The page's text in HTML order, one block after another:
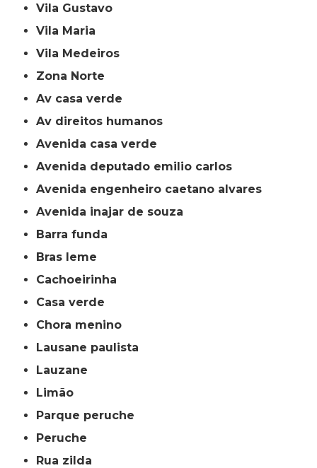
Vila Gustavo
Vila Maria
Vila Medeiros
Zona Norte
av casa verde
av direitos humanos
avenida casa verde
avenida deputado emilio carlos
avenida engenheiro caetano alvares
avenida inajar de souza
barra funda
bras leme
cachoeirinha
casa verde
chora menino
lausane paulista
lauzane
limão
parque peruche
peruche
rua zilda